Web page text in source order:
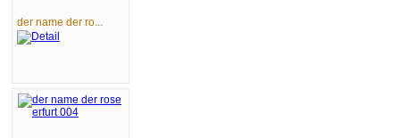
der name der ro...